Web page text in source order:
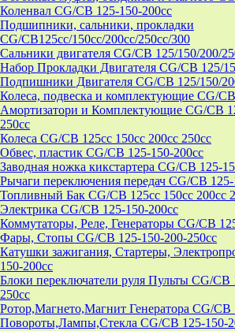
Коленвал CG/CB 125-150-200cc
Подшипники, сальники, прокладки
CG/CB125сс/150cc/200cc/250cc/300
Сальники двигателя CG/CB 125/150/200/
Набор Прокладки Двигателя CG/CB 125/
Подпишники Двигателя CG/CB 125/150/
Колеса, подвеска и комплектующие CG/
Амортизатори и Комплектующие CG/CB
250cc
Колеса CG/CB 125cc 150cc 200cc 250cc
Обвес, пластик CG/CB 125-150-200cc
Заводная ножка кикстартера CG/CB 125-
Рычаги переключения передач CG/CB
Топливный Бак CG/CB 125cc 150cc 200cc
Электрика CG/CB 125-150-200cc
Коммутаторы, Реле, Генераторы CG/CB
Фары, Стопы CG/CB 125-150-200-250cc
Катушки зажигания, Стартеры,
150-200cc
Блоки переключатели руля Пульты CG/CB
250cc
Ротор,Магнето,Магнит Генератора CG/CB
Повороты,Лампы,Стекла CG/CB 125-150-